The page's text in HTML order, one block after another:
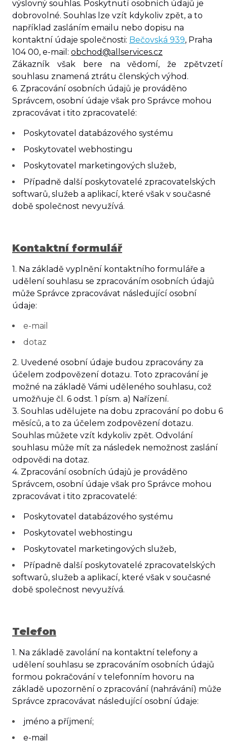
výslovný souhlas. Poskytnutí osobních údajů je
dobrovolné. Souhlas lze vzít kdykoliv zpět, a to
například zasláním emailu nebo dopisu na
kontaktní údaje společnosti: Bečovská 939, Praha
104 00, e-mail: obchod@allservices.cz
Zákazník však bere na vědomí, že zpětvzetí
souhlasu znamená ztrátu členských výhod.
6. Zpracování osobních údajů je prováděno
Správcem, osobní údaje však pro Správce mohou
zpracovávat i tito zpracovatelé:
Poskytovatel databázového systému
Poskytovatel webhostingu
Poskytovatel marketingových služeb,
Případně další poskytovatelé zpracovatelských
softwarů, služeb a aplikací, které však v současné
době společnost nevyužívá.
Kontaktní formulář
1. Na základě vyplnění kontaktního formuláře a
udělení souhlasu se zpracováním osobních údajů
může Správce zpracovávat následující osobní
údaje:
e-mail
dotaz
2. Uvedené osobní údaje budou zpracovány za
účelem zodpovězení dotazu. Toto zpracování je
možné na základě Vámi uděleného souhlasu, což
umožňuje čl. 6 odst. 1 písm. a) Nařízení.
3. Souhlas udělujete na dobu zpracování po dobu 6
měsíců, a to za účelem zodpovězení dotazu.
Souhlas můžete vzít kdykoliv zpět. Odvolání
souhlasu může mít za následek nemožnost zaslání
odpovědi na dotaz.
4. Zpracování osobních údajů je prováděno
Správcem, osobní údaje však pro Správce mohou
zpracovávat i tito zpracovatelé:
Poskytovatel databázového systému
Poskytovatel webhostingu
Poskytovatel marketingových služeb,
Případně další poskytovatelé zpracovatelských
softwarů, služeb a aplikací, které však v současné
době společnost nevyužívá.
Telefon
1. Na základě zavolání na kontaktní telefony a
udělení souhlasu se zpracováním osobních údajů
formou pokračování v telefonním hovoru na
základě upozornění o zpracování (nahrávání) může
Správce zpracovávat následující osobní údaje:
jméno a příjmení;
e-mail